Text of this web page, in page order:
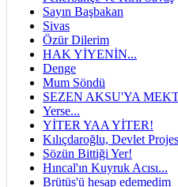
Sayın Başbakan
Sivas
Özür Dilerim
HAK YİYENİN...
Denge
Mum Söndü
SEZEN AKSU'YA
Yerse...
YİTER YAA YİTER!
Kılıçdaroğlu, Devlet
Sözün Bittiği Yer!
Hıncal'ın Kuyruk Acısı...
Brütüs'ü hesap edemedim